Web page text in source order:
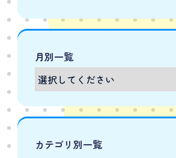
月別一覧
カテゴリ別一覧